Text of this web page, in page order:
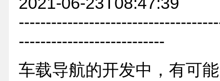
---------------------------
车载导航的开发中，有可